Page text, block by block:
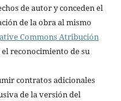
de autor y conceden el
de la obra al mismo
Commons Atribución
reconocimiento de su
contratos adicionales
de la versión del